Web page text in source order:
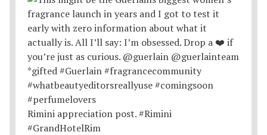
Rimini appreciation post. #Rimini
#GrandHotelRim